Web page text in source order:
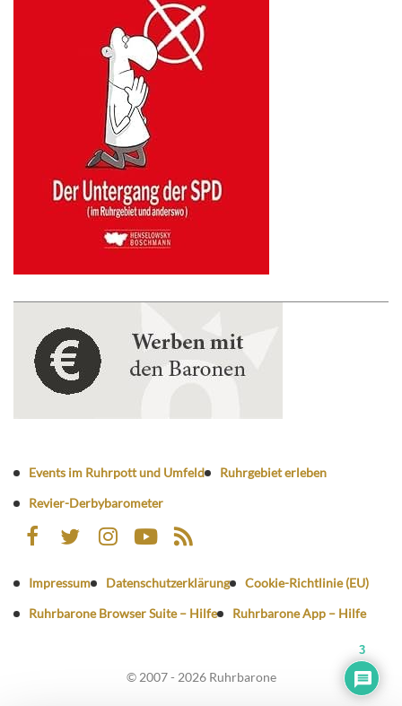
Events im Ruhrpott und Umfeld
Ruhrgebiet erleben
Revier-Derbybarometer
Impressum Datenschutzerklärung
Cookie-Richtlinie (EU)
Ruhrbarone Browser Suite – Hilfe
Ruhrbarone App – Hilfe
© 2007 - 2026 Ruhrbarone
3